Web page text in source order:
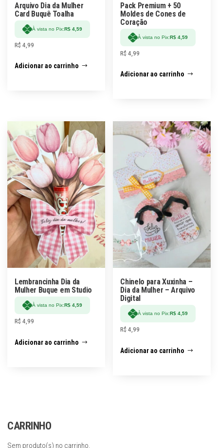
Arquivo Dia da Mulher
Card Buquê Toalha
À vista no Pix:R$ 4,59
R$ 4,99
Adicionar ao carrinho
Pack Premium + 50
Moldes de Cones de
Coração
À vista no Pix:R$ 4,59
R$ 4,99
Adicionar ao carrinho
Lembrancinha Dia da
Mulher Buque em Studio
À vista no Pix:R$ 4,59
R$ 4,99
Adicionar ao carrinho
Chinelo para Xuxinha –
Dia da Mulher – Arquivo
Digital
À vista no Pix:R$ 4,59
R$ 4,99
Adicionar ao carrinho
CARRINHO
Sem produto(s) no carrinho.